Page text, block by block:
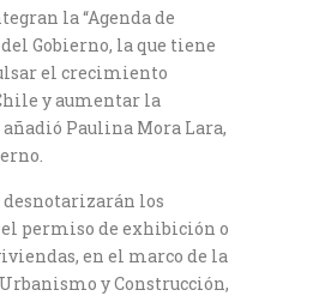
la “Agenda de
Gobierno, la que tiene
el crecimiento
y aumentar la
Paulina Mora Lara,
desnotarizarán los
permiso de exhibición o
en el marco de la
y Construcción,